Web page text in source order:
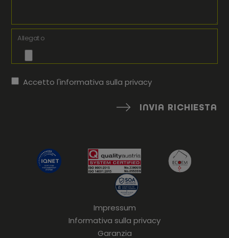
Allegato
Accetto l'informativa sulla privacy
INVIA RICHIESTA
Impressum
Informativa sulla privacy
Garanzia